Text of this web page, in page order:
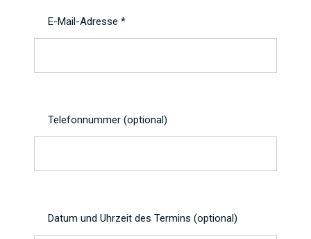
E-Mail-Adresse *
Telefonnummer (optional)
Datum und Uhrzeit des Termins (optional)